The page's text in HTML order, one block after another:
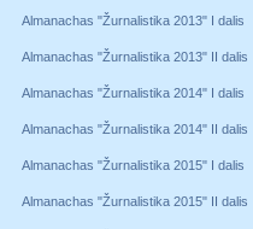
Almanachas "Žurnalistika 2013" I dalis
Almanachas "Žurnalistika 2013" II dalis
Almanachas "Žurnalistika 2014" I dalis
Almanachas "Žurnalistika 2014" II dalis
Almanachas "Žurnalistika 2015" I dalis
Almanachas "Žurnalistika 2015" II dalis